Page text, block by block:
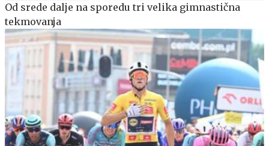
Od srede dalje na sporedu tri velika gimnastična
tekmovanja